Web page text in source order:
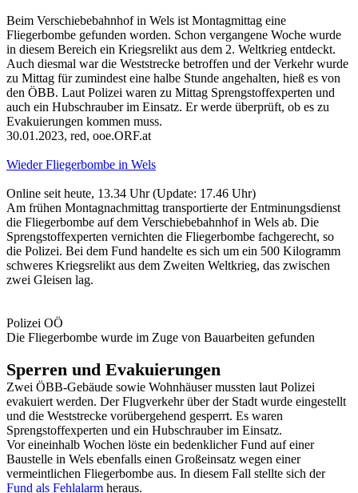
Beim Verschiebebahnhof in Wels ist Montagmittag eine
Fliegerbombe gefunden worden. Schon vergangene Woche wurde
in diesem Bereich ein Kriegsrelikt aus dem 2. Weltkrieg entdeckt.
Auch diesmal war die Weststrecke betroffen und der Verkehr wurde
zu Mittag für zumindest eine halbe Stunde angehalten, hieß es von
den ÖBB. Laut Polizei waren zu Mittag Sprengstoffexperten und
auch ein Hubschrauber im Einsatz. Er werde überprüft, ob es zu
Evakuierungen kommen muss.
30.01.2023, red, ooe.ORF.at
Wieder Fliegerbombe in Wels
Online seit heute, 13.34 Uhr (Update: 17.46 Uhr)
Am frühen Montagnachmittag transportierte der Entminungsdienst
die Fliegerbombe auf dem Verschiebebahnhof in Wels ab. Die
Sprengstoffexperten vernichten die Fliegerbombe fachgerecht, so
die Polizei. Bei dem Fund handelte es sich um ein 500 Kilogramm
schweres Kriegsrelikt aus dem Zweiten Weltkrieg, das zwischen
zwei Gleisen lag.
Polizei OÖ
Die Fliegerbombe wurde im Zuge von Bauarbeiten gefunden
Sperren und Evakuierungen
Zwei ÖBB-Gebäude sowie Wohnhäuser mussten laut Polizei
evakuiert werden. Der Flugverkehr über der Stadt wurde eingestellt
und die Weststrecke vorübergehend gesperrt. Es waren
Sprengstoffexperten und ein Hubschrauber im Einsatz.
Vor eineinhalb Wochen löste ein bedenklicher Fund auf einer
Baustelle in Wels ebenfalls einen Großeinsatz wegen einer
vermeintlichen Fliegerbombe aus. In diesem Fall stellte sich der
Fund als Fehlalarm heraus.